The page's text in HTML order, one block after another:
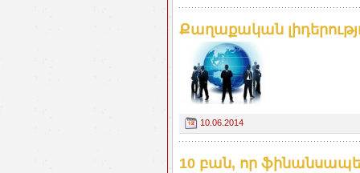
Քաղաքական
10.06.2014
10 բան, որ